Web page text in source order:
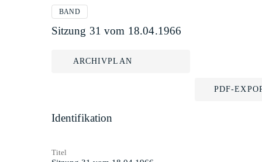
BAND
Sitzung 31 vom 18.04.1966
ARCHIVPLAN
PDF-
Identifikation
Titel